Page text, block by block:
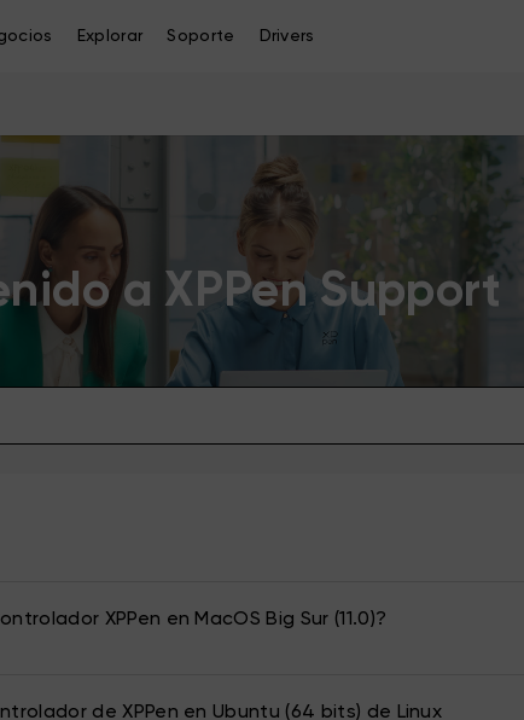
Explorar Soporte Drivers
a XPPen Support
XPPen en MacOS Big Sur (11.0)?
de XPPen en Ubuntu (64 bits) de Linux